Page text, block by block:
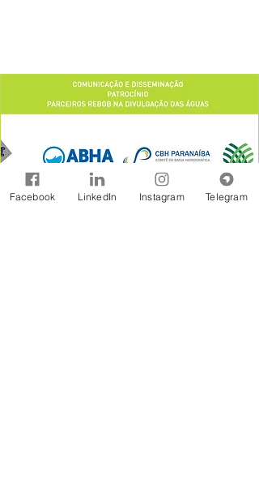
Facebook LinkedIn Instagram Telegram